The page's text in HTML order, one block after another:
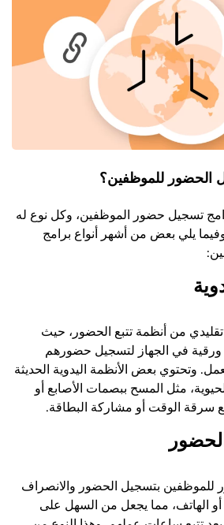
الحضور للموظفين؟
تسجيل حضور الموظفين، وكل نوع له
يلي بعض من أشهر أنواع برامج
تقليدي من أنظمة تتبع الحضور، حيث
في الجهاز لتسجيل حضورهم
وتحتوي بعض الأنظمة اليدوية الحديثة
مثل المسح ببصمات الأصابع أو
سرقة الوقت أو مشاركة البطاقة.
للموظفين بتسجيل الحضور والانصراف
أو الهاتف، مما يجعل من السهل على